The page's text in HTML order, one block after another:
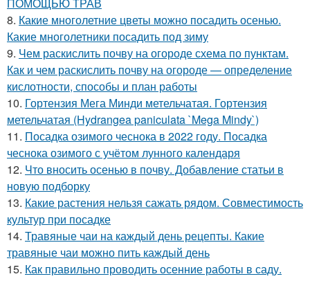
8. Какие многолетние цветы можно посадить осенью.
Какие многолетники посадить под зиму
9. Чем раскислить почву на огороде схема по пунктам.
Как и чем раскислить почву на огороде — определение
кислотности, способы и план работы
10. Гортензия Мега Минди метельчатая. Гортензия
метельчатая (Hydrangea paniculata `Mega Mindy`)
11. Посадка озимого чеснока в 2022 году. Посадка
чеснока озимого с учётом лунного календаря
12. Что вносить осенью в почву. Добавление статьи в
новую подборку
13. Какие растения нельзя сажать рядом. Совместимость
культур при посадке
14. Травяные чаи на каждый день рецепты. Какие
травяные чаи можно пить каждый день
15. Как правильно проводить осенние работы в саду.